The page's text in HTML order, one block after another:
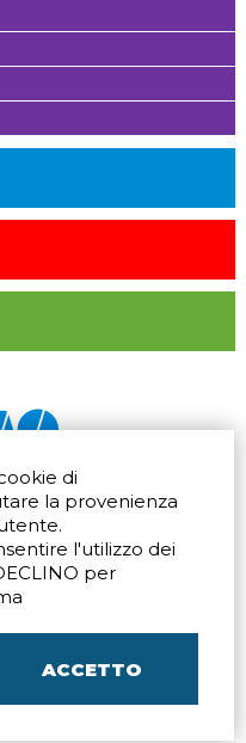
di
la provenienza
l'utilizzo dei
per
ACCETTO
Tel. +39 039 672520
Fax +39 039 672568
Email
Via San Crispino 64
Padova (PD) 35129
05096770150– C.C.I.A.A. di